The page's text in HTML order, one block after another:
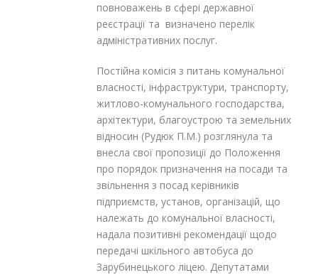
повноважень в сфері державної
реєстрації та визначено перелік
адміністративних послуг.
Постійна комісія з питань комунальної
власності, інфраструктури, транспорту,
житлово-комунального господарства,
архітектури, благоустрою та земельних
відносин (Рудюк П.М.) розглянула та
внесла свої пропозиції до Положення
про порядок призначення на посади та
звільнення з посад керівників
підприємств, установ, організацій, що
належать до комунальної власності,
надала позитивні рекомендації щодо
передачі шкільного автобуса до
Зарубинецького ліцею. Депутатами